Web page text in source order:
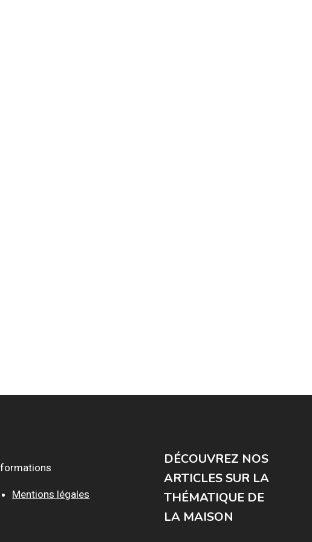
Mentions légales
DÉCOUVREZ NOS
ARTICLES SUR LA
THÉMATIQUE DE
LA MAISON